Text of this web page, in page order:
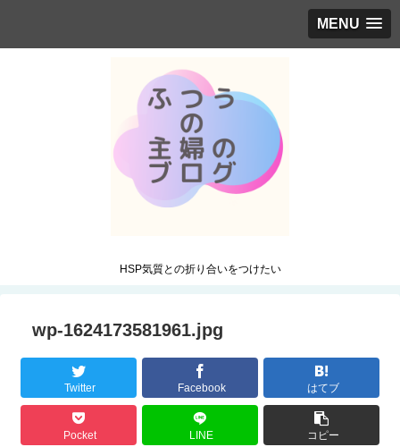
MENU
HSP気質との折り合いをつけたい
wp-1624173581961.jpg
Twitter Facebook はてブ
Pocket LINE コピー